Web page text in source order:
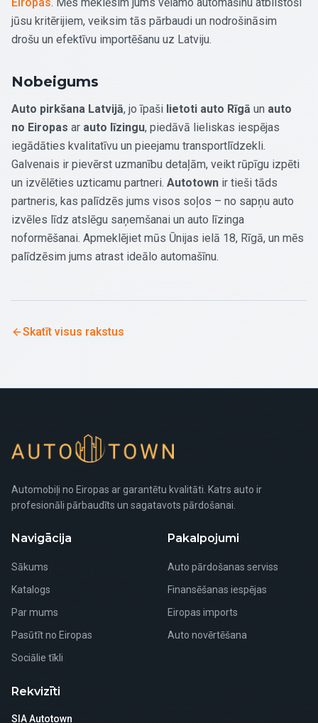
jūsu kritērijiem, veiksim tās pārbaudi un nodrošināsim
drošu un efektīvu importēšanu uz Latviju.
Nobeigums
Auto pirkšana Latvijā, jo īpaši lietoti auto Rīgā un auto
no Eiropas ar auto līzingu, piedāvā lieliskas iespējas
iegādāties kvalitatīvu un pieejamu transportlīdzekli.
Galvenais ir pievērst uzmanību detaļām, veikt rūpīgu izpēti
un izvēlēties uzticamu partneri. Autotown ir tieši tāds
partneris, kas palīdzēs jums visos soļos – no sapņu auto
izvēles līdz atslēgu saņemšanai un auto līzinga
noformēšanai. Apmeklējiet mūs Ūnijas ielā 18, Rīgā, un mēs
palīdzēsim jums atrast ideālo automašīnu.
Skatīt visus rakstus
Automobiļi no Eiropas ar garantētu kvalitāti. Katrs auto ir
profesionāli pārbaudīts un sagatavots pārdošanai.
Navigācija
Sākums
Katalogs
Par mums
Pasūtīt no Eiropas
Sociālie tīkli
Pakalpojumi
Auto pārdošanas serviss
Finansēšanas iespējas
Eiropas imports
Auto novērtēšana
Rekvizīti
SIA Autotown